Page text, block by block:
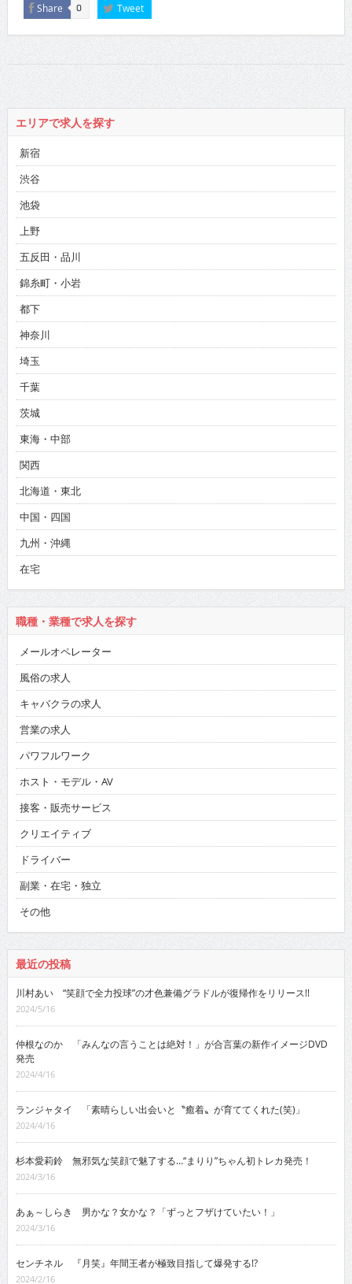
Share 0 Tweet
エリアで求人を探す
新宿
渋谷
池袋
上野
五反田・品川
錦糸町・小岩
都下
神奈川
埼玉
千葉
茨城
東海・中部
関西
北海道・東北
中国・四国
九州・沖縄
在宅
職種・業種で求人を探す
メールオペレーター
風俗の求人
キャバクラの求人
営業の求人
パワフルワーク
ホスト・モデル・AV
接客・販売サービス
クリエイティブ
ドライバー
副業・在宅・独立
その他
最近の投稿
川村あい “笑顔で全力投球”の才色兼備グラドルが復帰作をリリース!!
2024/5/16
仲根なのか 「みんなの言うことは絶対！」が合言葉の新作イメージDVD
発売
2024/4/16
ランジャタイ 「素晴らしい出会いと〝癒着〟が育ててくれた(笑)」
2024/4/16
杉本愛莉鈴 無邪気な笑顔で魅了する…“まりり”ちゃん初トレカ発売！
2024/3/16
あぁ～しらき 男かな？女かな？「ずっとフザけていたい！」
2024/3/16
センチネル 『月笑』年間王者が極致目指して爆発する!?
2024/2/16